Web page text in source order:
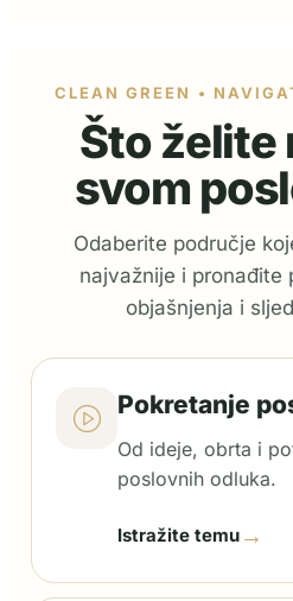
CLEAN GREEN •
Što želite
svom
Odaberite područje
najvažnije i pronađite
objašnjenja i
Pokretanje
Od ideje, obrta i
poslovnih odluka.
Istražite temu →